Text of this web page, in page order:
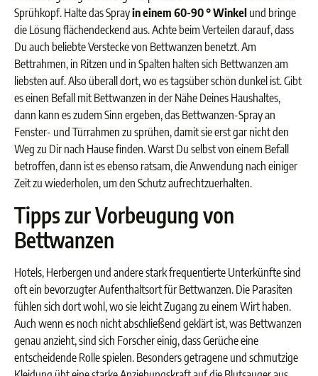
Sprühkopf. Halte das Sprayin einem 60-90 ° Winkel und bringe
die Lösung flächendeckend aus. Achte beim Verteilen darauf, dass
Du auch beliebte Verstecke von Bettwanzen benetzt. Am
Bettrahmen, in Ritzen und in Spalten halten sich Bettwanzen am
liebsten auf. Also überall dort, wo es tagsüber schön dunkel ist. Gibt
es einen Befall mit Bettwanzen in der Nähe Deines Haushaltes,
dann kann es zudem Sinn ergeben, das Bettwanzen-Spray an
Fenster- und Türrahmen zu sprühen, damit sie erst gar nicht den
Weg zu Dir nach Hause finden. Warst Du selbst von einem Befall
betroffen, dann ist es ebenso ratsam, die Anwendung nach einiger
Zeit zu wiederholen, um den Schutz aufrechtzuerhalten.
Tipps zur Vorbeugung von
Bettwanzen
Hotels, Herbergen und andere stark frequentierte Unterkünfte sind
oft ein bevorzugter Aufenthaltsort für Bettwanzen. Die Parasiten
fühlen sich dort wohl, wo sie leicht Zugang zu einem Wirt haben.
Auch wenn es noch nicht abschließend geklärt ist, was Bettwanzen
genau anzieht, sind sich Forscher einig, dass Gerüche eine
entscheidende Rolle spielen. Besonders getragene und schmutzige